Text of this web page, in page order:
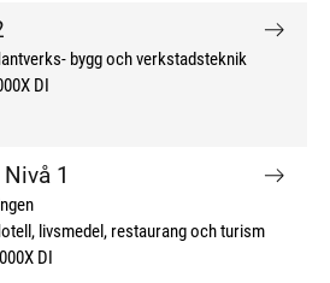
bygg och verkstadsteknik
DI
1
livsmedel, restaurang och turism
DI